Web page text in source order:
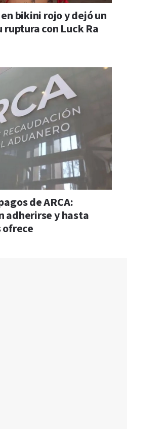
bikini rojo y dejó un
ruptura con Luck Ra
de ARCA:
adherirse y hasta
ofrece